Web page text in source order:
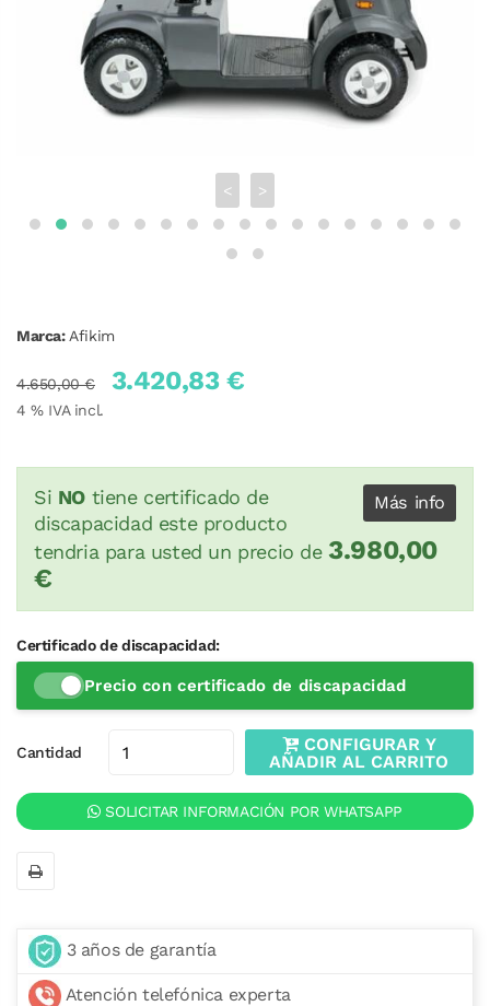
< >
Marca: Afikim
4.650,00 € 3.420,83 €
4% IVA incl.
Más info
Si NO tiene certificado de
discapacidad este producto
tendria para usted un precio de3.980,00
€
Certificado de discapacidad:
Precio con certificado de discapacidad
Cantidad
CONFIGURAR Y
AÑADIR AL CARRITO
SOLICITAR INFORMACIÓN POR WHATSAPP
3 años de garantía
Atención telefónica experta